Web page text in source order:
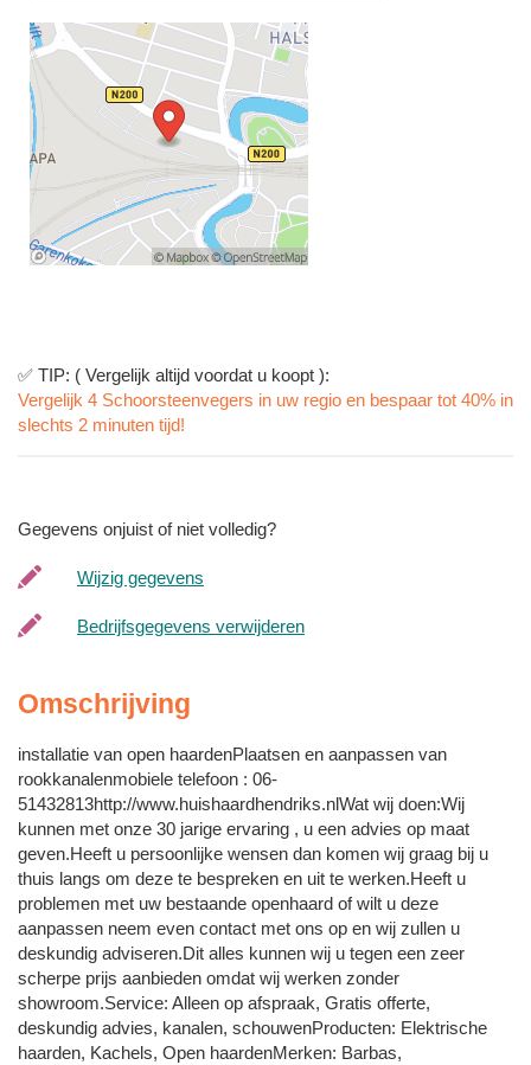
✅ TIP: ( Vergelijk altijd voordat u koopt ):
Vergelijk 4 Schoorsteenvegers in uw regio en bespaar tot 40% in
slechts 2 minuten tijd!
Gegevens onjuist of niet volledig?
Wijzig gegevens
Bedrijfsgegevens verwijderen
Omschrijving
installatie van open haardenPlaatsen en aanpassen van
rookkanalenmobiele telefoon : 06-
51432813http://www.huishaardhendriks.nlWat wij doen:Wij
kunnen met onze 30 jarige ervaring , u een advies op maat
geven.Heeft u persoonlijke wensen dan komen wij graag bij u
thuis langs om deze te bespreken en uit te werken.Heeft u
problemen met uw bestaande openhaard of wilt u deze
aanpassen neem even contact met ons op en wij zullen u
deskundig adviseren.Dit alles kunnen wij u tegen een zeer
scherpe prijs aanbieden omdat wij werken zonder
showroom.Service: Alleen op afspraak, Gratis offerte,
deskundig advies, kanalen, schouwenProducten: Elektrische
haarden, Kachels, Open haardenMerken: Barbas,